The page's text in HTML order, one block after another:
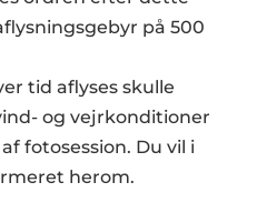
på 500
tid aflyses skulle
og vejrkonditioner
fotosession. Du vil i
herom.